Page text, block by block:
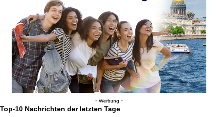
↑ Werbung ↑
Top-10 Nachrichten der letzten Tage